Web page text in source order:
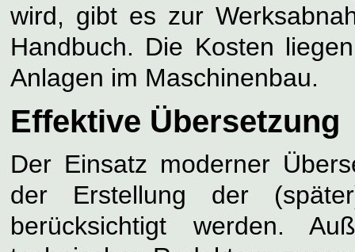
wird, gibt es zur
Handbuch. Die Kosten
Anlagen im Maschinenbau.
Effektive Übersetzung
Der Einsatz moderner
der Erstellung der
berücksichtigt werden.